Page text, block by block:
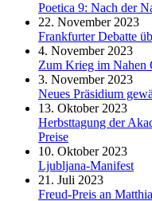
Poetica 9: Nach der
22. November 2023
Frankfurter Debatte
4. November 2023
Zum Krieg im Nahen
3. November 2023
Neues Präsidium
13. Oktober 2023
Herbsttagung der
Preise
10. Oktober 2023
Ljubljana-Manifest
21. Juli 2023
Freud-Preis an